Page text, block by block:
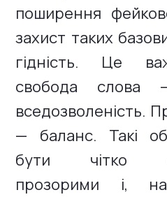
поширення
захист таких
гідність. Це
свобода
вседозволеність.
— баланс. Такі
бути чітко
прозорими і,